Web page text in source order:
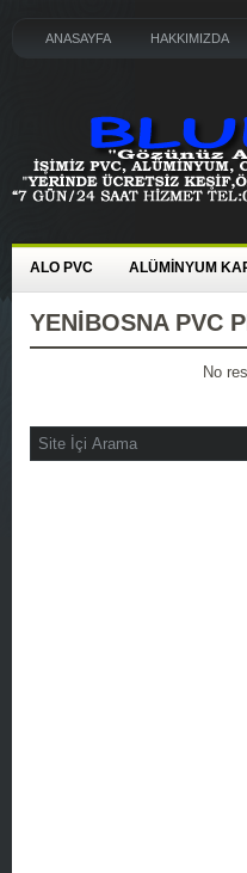
ANASAYFA HAKKIMIZDA
ALO PVC ALÜMİNYUM
YENIBOSNA PVC
No